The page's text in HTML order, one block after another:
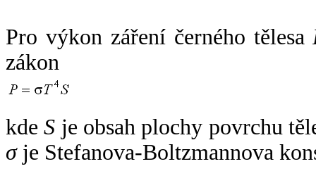
Pro výkon záření černého tělesa
zákon
kdeS je obsah plochy povrchu
σje Stefanova-Boltzmannova